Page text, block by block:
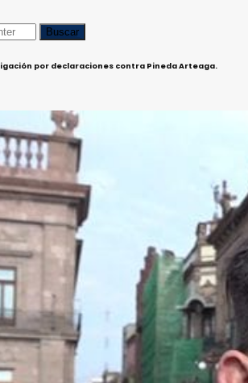
por declaraciones contra Pineda Arteaga.